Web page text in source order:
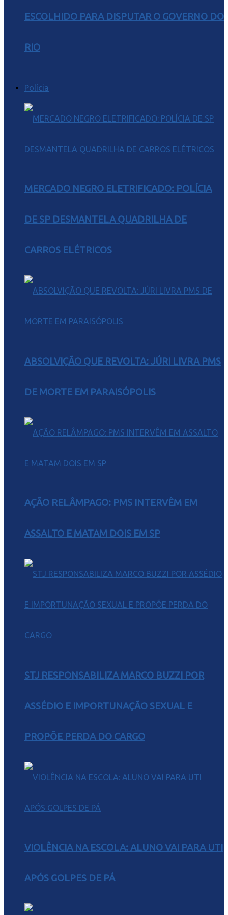
ESCOLHIDO PARA DISPUTAR O GOVERNO DO
RIO
Polícia
MERCADO NEGRO ELETRIFICADO: POLÍCIA
DE SP DESMANTELA QUADRILHA DE
CARROS ELÉTRICOS
ABSOLVIÇÃO QUE REVOLTA: JÚRI LIVRA PMS
DE MORTE EM PARAISÓPOLIS
AÇÃO RELÂMPAGO: PMS INTERVÊM EM
ASSALTO E MATAM DOIS EM SP
STJ RESPONSABILIZA MARCO BUZZI POR
ASSÉDIO E IMPORTUNAÇÃO SEXUAL E
PROPÕE PERDA DO CARGO
VIOLÊNCIA NA ESCOLA: ALUNO VAI PARA UTI
APÓS GOLPES DE PÁ